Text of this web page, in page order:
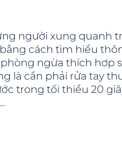
người xung quanh
cách tìm hiểu
ngừa thích hợp
là cần phải rửa tay
trong tối thiểu 20